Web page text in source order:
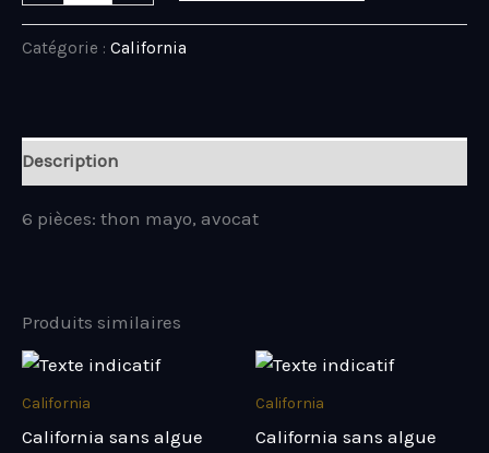
Catégorie : California
Description
6 pièces: thon mayo, avocat
Produits similaires
California
California sans algue
California
California sans algue